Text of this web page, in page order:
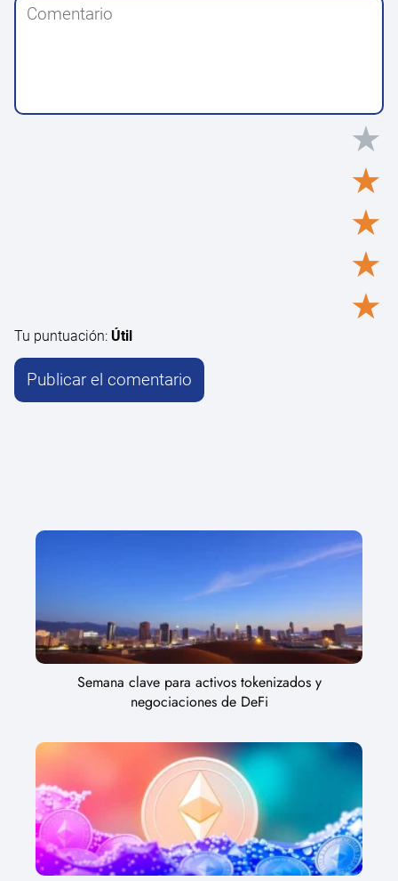
★
★
★
★
★
Tu puntuación: Útil
Semana clave para activos tokenizados y
negociaciones de DeFi